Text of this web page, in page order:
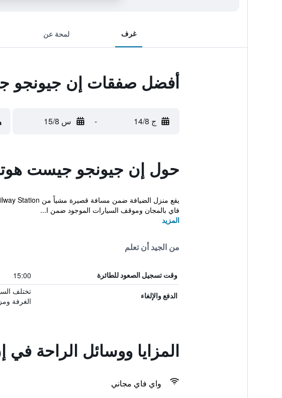
غرف لمحة عن
أفضل صفقات إن جيونجو
ج 14/8 - س 15/8
حول إن جيونجو جيست
فاي بالمجان وموقف السيارات الموجود ضمن ا...
المزيد
من الجيد أن تعلم
وقت تسجيل الصعود للطائرة 15:00
الدفع والإلغاء
تختلف
الغرفة
المزايا ووسائل الراحة
واي فاي مجاني